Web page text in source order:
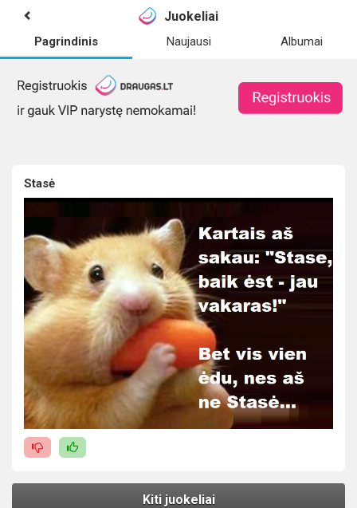
Juokeliai
Pagrindinis Naujausi Albumai
Stasė
Kiti juokeliai